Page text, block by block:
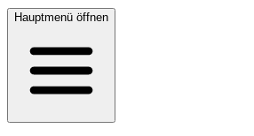
Hauptmenü öffnen